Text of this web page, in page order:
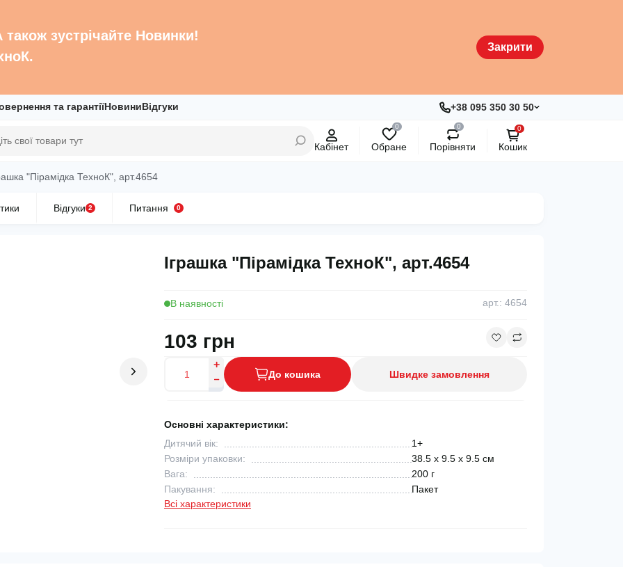
також зустрічайте Новинки!
Закрити
та гарантіїНовини Відгуки +38 095 350 30 50
Кабінет
0
Обране
0
Порівняти
0
Кошик
"Пірамідка ТехноК", арт.4654
Відгуки 2 Питання 0
Іграшка "Пірамідка ТехноК", арт.4654
В наявності арт.: 4654
103 грн
До кошика Швидке замовлення
Основні характеристики:
Дитячий вік:
1+
Розміри упаковки:
38.5 х 9.5 х 9.5 см
Вага:
200 г
Пакування:
Пакет
Всі характеристики